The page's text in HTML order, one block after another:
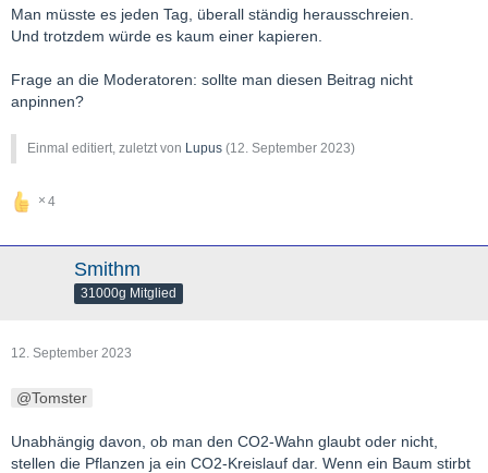
Man müsste es jeden Tag, überall ständig herausschreien.
Und trotzdem würde es kaum einer kapieren.
Frage an die Moderatoren: sollte man diesen Beitrag nicht
anpinnen?
Einmal editiert, zuletzt von Lupus (12. September 2023)
4
Smithm
31000g Mitglied
12. September 2023
Tomster
Unabhängig davon, ob man den CO2-Wahn glaubt oder nicht,
stellen die Pflanzen ja ein CO2-Kreislauf dar. Wenn ein Baum stirbt